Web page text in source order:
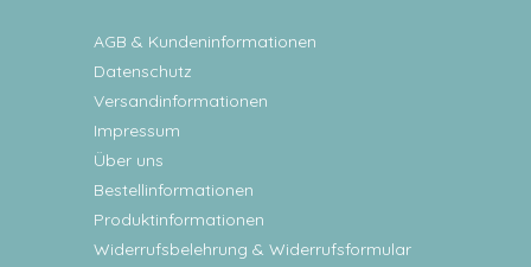
AGB & Kundeninformationen
Datenschutz
Versandinformationen
Impressum
Über uns
Bestellinformationen
Produktinformationen
Widerrufsbelehrung & Widerrufsformular